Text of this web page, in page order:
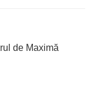
de Maximă